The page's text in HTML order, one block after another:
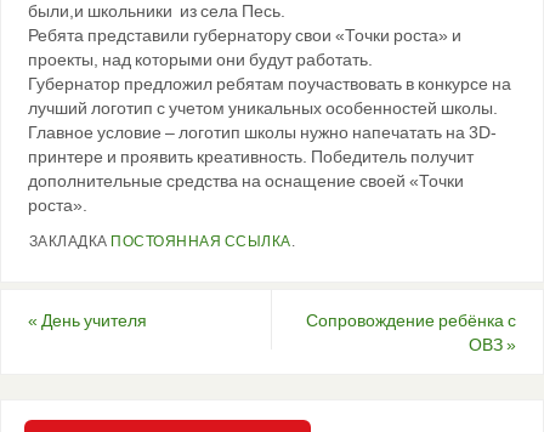
были,и школьники из села Песь.
Ребята представили губернатору свои «Точки роста» и
проекты, над которыми они будут работать.
Губернатор предложил ребятам поучаствовать в конкурсе на
лучший логотип с учетом уникальных особенностей школы.
Главное условие – логотип школы нужно напечатать на 3D-
принтере и проявить креативность. Победитель получит
дополнительные средства на оснащение своей «Точки
роста».
ЗАКЛАДКА ПОСТОЯННАЯ ССЫЛКА
« День учителя
Сопровождение ребёнка с
ОВЗ»